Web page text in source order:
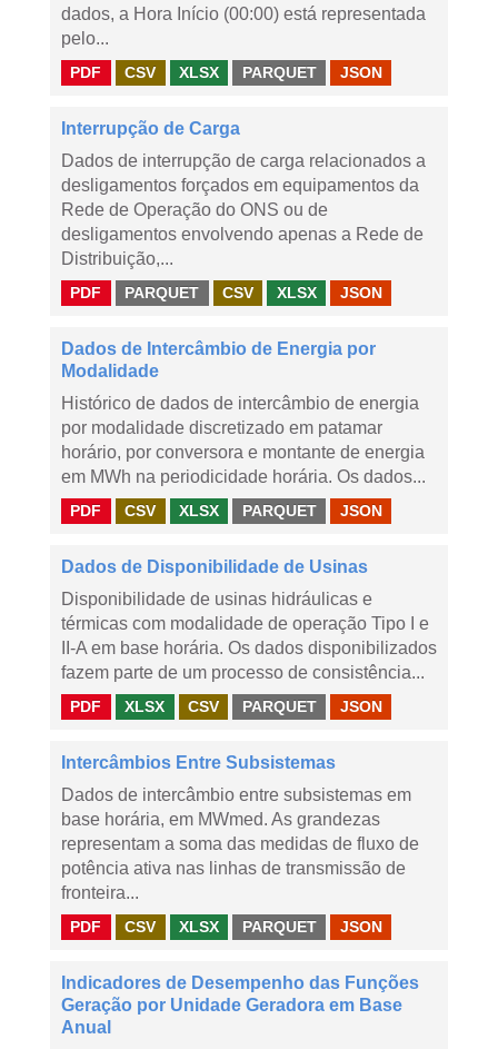
dados, a Hora Início (00:00) está representada
pelo...
PDF CSV XLSX PARQUET JSON
Interrupção de Carga
Dados de interrupção de carga relacionados a
desligamentos forçados em equipamentos da
Rede de Operação do ONS ou de
desligamentos envolvendo apenas a Rede de
Distribuição,...
PDF PARQUET CSV XLSX JSON
Dados de Intercâmbio de Energia por
Modalidade
Histórico de dados de intercâmbio de energia
por modalidade discretizado em patamar
horário, por conversora e montante de energia
em MWh na periodicidade horária. Os dados...
PDF CSV XLSX PARQUET JSON
Dados de Disponibilidade de Usinas
Disponibilidade de usinas hidráulicas e
térmicas com modalidade de operação Tipo I e
II-A em base horária. Os dados disponibilizados
fazem parte de um processo de consistência...
PDF XLSX CSV PARQUET JSON
Intercâmbios Entre Subsistemas
Dados de intercâmbio entre subsistemas em
base horária, em MWmed. As grandezas
representam a soma das medidas de fluxo de
potência ativa nas linhas de transmissão de
fronteira...
PDF CSV XLSX PARQUET JSON
Indicadores de Desempenho das Funções
Geração por Unidade Geradora em Base
Anual